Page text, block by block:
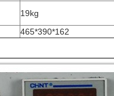
19kg
465*390*162